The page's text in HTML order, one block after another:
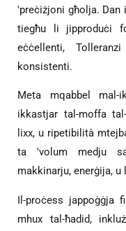
'preċiżjoni għolja. Dan
tiegħu li jipproduċi
eċċellenti,
konsistenti.
Meta mqabbel mal-
ikkastjar tal-moffa
lixx, u ripetibilità
ta 'volum medju
makkinarju, enerġija, u
Il-proċess jappoġġja
mhux tal-ħadid,